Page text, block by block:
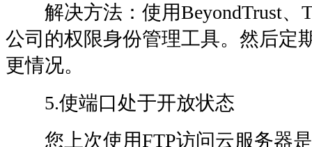
解决方法：使用BeyondTrust、
公司的权限身份管理工具。然后定
更情况。
5.使端口处于开放状态
您上次使用FTP访问云服务器是